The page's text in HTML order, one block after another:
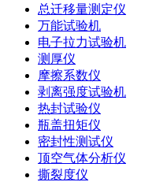
总迁移量测定仪
万能试验机
电子拉力试验机
测厚仪
摩擦系数仪
剥离强度试验机
热封试验仪
瓶盖扭矩仪
密封性测试仪
顶空气体分析仪
撕裂度仪